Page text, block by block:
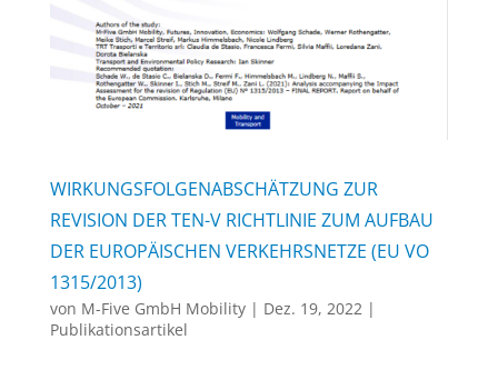
WIRKUNGSFOLGENABSCHÄTZUNG ZUR
REVISION DER TEN-V RICHTLINIE ZUM AUFBAU
DER EUROPÄISCHEN VERKEHRSNETZE (EU VO
1315/2013)
von M-Five GmbH Mobility| Dez. 19, 2022 |
Publikationsartikel